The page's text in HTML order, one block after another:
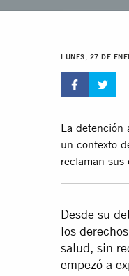
LUNES, 27 DE
La detención
un contexto
reclaman sus
Desde su
los
salud, sin
empezó a